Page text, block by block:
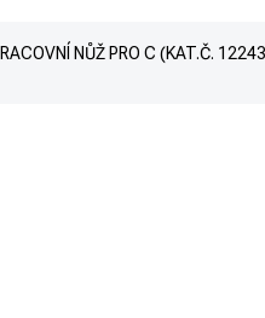
NŮŽ PRO C (KAT.Č.